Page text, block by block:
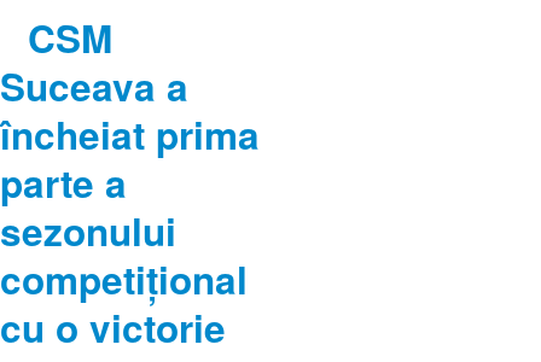
CSM
Suceava a
încheiat prima
parte a
sezonului
competiţional
cu o victorie